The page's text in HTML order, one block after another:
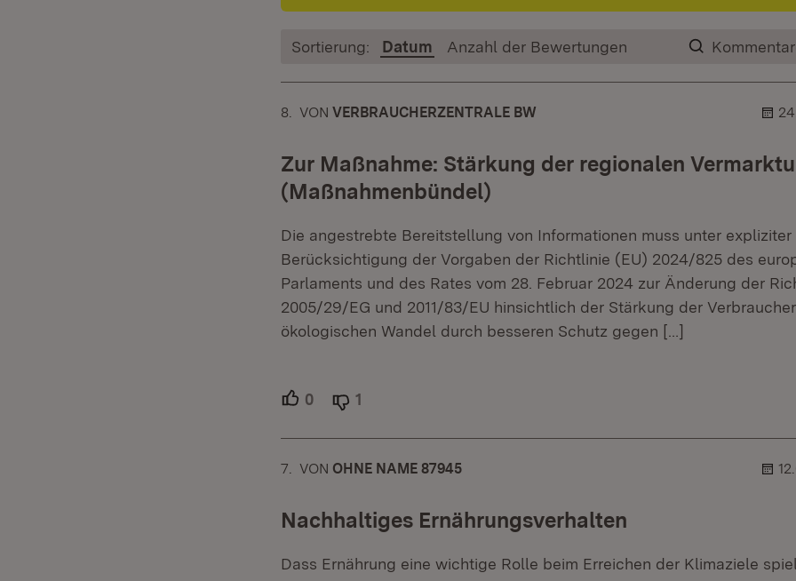
Sortierung: Datum Anzahl der Bewertungen
8. KOMMENTAR
VON :VERBRAUCHERZENTRALE BW
Zur Maßnahme: Stärkung der regionalen
(Maßnahmenbündel)
Die angestrebte Bereitstellung von Informationen muss unter expliziter
Berücksichtigung der Vorgaben der Richtlinie (EU) 2024/825 des
Parlaments und des Rates vom 28. Februar 2024 zur Änderung der
2005/29/EG und 2011/83/EU hinsichtlich der Stärkung der
ökologischen Wandel durch besseren Schutz gegen […]
0 Unterstützer.
1
7. KOMMENTAR
VON :OHNE NAME 87945
Nachhaltiges Ernährungsverhalten
Dass Ernährung eine wichtige Rolle beim Erreichen der Klimaziele